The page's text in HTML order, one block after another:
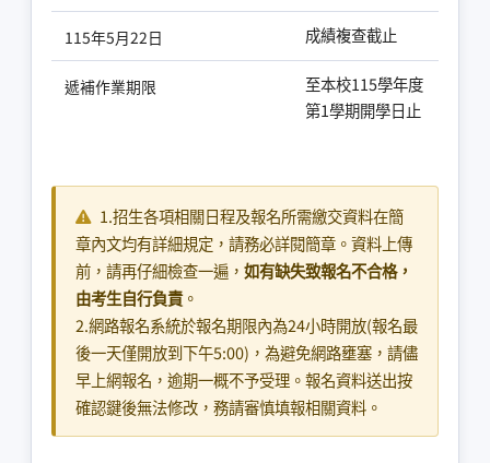
115年5月22日 成績複查截止
遞補作業期限
至本校115學年度
第1學期開學日止
1.招生各項相關日程及報名所需繳交資料在簡
章內文均有詳細規定，請務必詳閱簡章。資料上傳
前，請再仔細檢查一遍， 如有缺失致報名不合格，
由考生自行負責。
2.網路報名系統於報名期限內為24小時開放(報名最
後一天僅開放到下午5:00)，為避免網路壅塞，請儘
早上網報名，逾期一概不予受理。報名資料送出按
確認鍵後無法修改，務請審慎填報相關資料。